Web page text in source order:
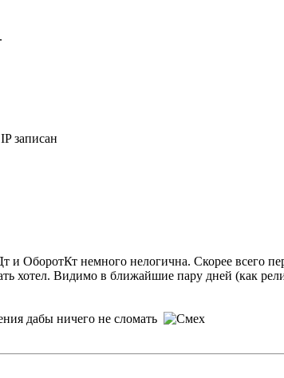
IP записан
ОборотКт немного нелогична. Скорее всего
хотел. Видимо в ближайшие пару дней (как
дабы ничего не сломать